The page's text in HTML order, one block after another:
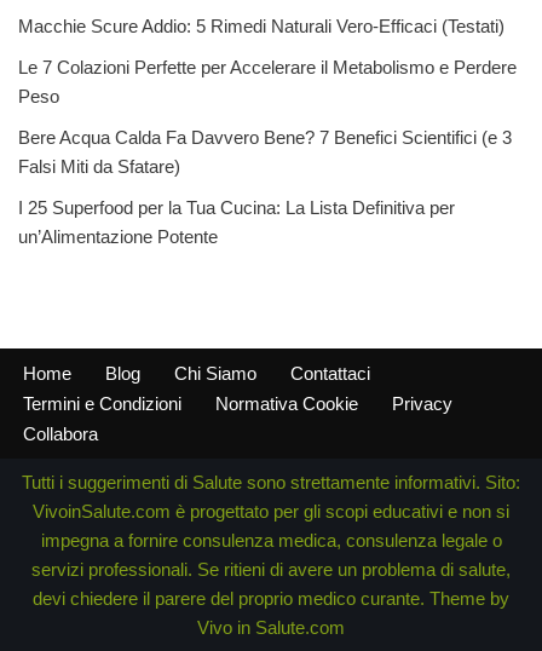
Macchie Scure Addio: 5 Rimedi Naturali Vero-Efficaci (Testati)
Le 7 Colazioni Perfette per Accelerare il Metabolismo e Perdere
Peso
Bere Acqua Calda Fa Davvero Bene? 7 Benefici Scientifici (e 3
Falsi Miti da Sfatare)
I 25 Superfood per la Tua Cucina: La Lista Definitiva per
un’Alimentazione Potente
Home Blog Chi Siamo
Contattaci
Termini e Condizioni
Normativa Cookie
Privacy
Collabora
Tutti i suggerimenti di Salute sono strettamente informativi. Sito:
VivoinSalute.com è progettato per gli scopi educativi e non si
impegna a fornire consulenza medica, consulenza legale o
servizi professionali. Se ritieni di avere un problema di salute,
devi chiedere il parere del proprio medico curante. Theme by
Vivo in Salute.com